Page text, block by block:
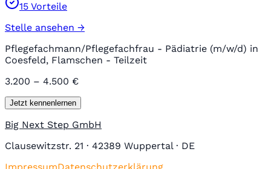
15 Vorteile
Stelle ansehen →
Pflegefachmann/Pflegefachfrau - Pädiatrie (m/w/d) in
Coesfeld, Flamschen - Teilzeit
3.200 – 4.500 €
Jetzt kennenlernen
Big Next Step GmbH
Clausewitzstr. 21 · 42389 Wuppertal · DE